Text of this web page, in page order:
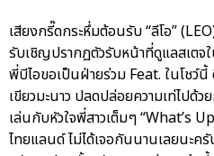
เสียงกรี๊ดกระหึ่มต้อนรับ “ลีโอ”
รับเชิญปรากฏตัวรับหน้าที่ดูแลสเตจ
พี่บีไอขอเป็นฝ่ายร่วม Feat. ในโชว์
เขียวมะนาว ปลดปล่อยความเท่ไปด้
เล่นกับหัวใจพี่สาวเต็มๆ “What’s
ไทยแลนด์ ไม่ได้เจอกันนานเลยนะค